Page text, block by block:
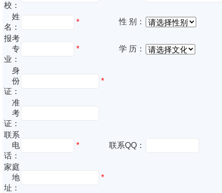
校：
姓
名：
*
性 别：
报考
专
业：
* 学 历：
身
份
证：
*
准
考
证：
联系
电
话：
* 联系QQ：
家庭
地
址：
*